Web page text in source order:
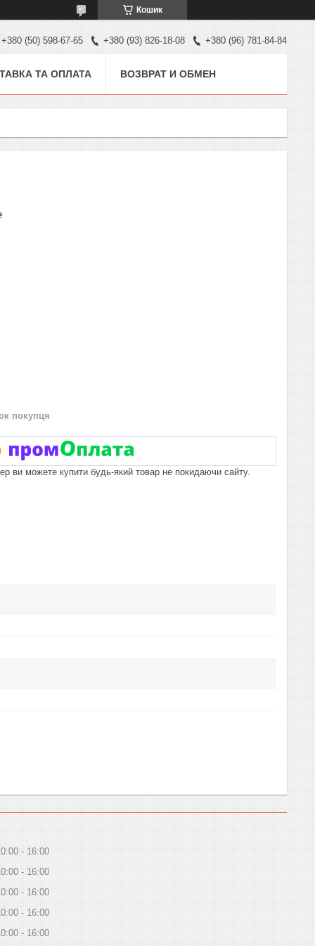
Кошик
+380 (50) 598-67-65 +380 (93) 826-18-08 +380 (96) 781-84-84
ТА ОПЛАТА ВОЗВРАТ И ОБМЕН
покупця
ви можете купити будь-який товар не покидаючи сайту.
16:00
16:00
16:00
16:00
16:00